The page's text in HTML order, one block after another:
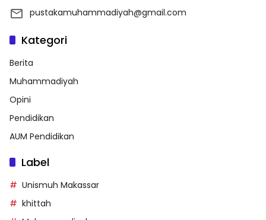
pustakamuhammadiyah@gmail.com
Kategori
Berita
Muhammadiyah
Opini
Pendidikan
AUM Pendidikan
Label
Unismuh Makassar
khittah